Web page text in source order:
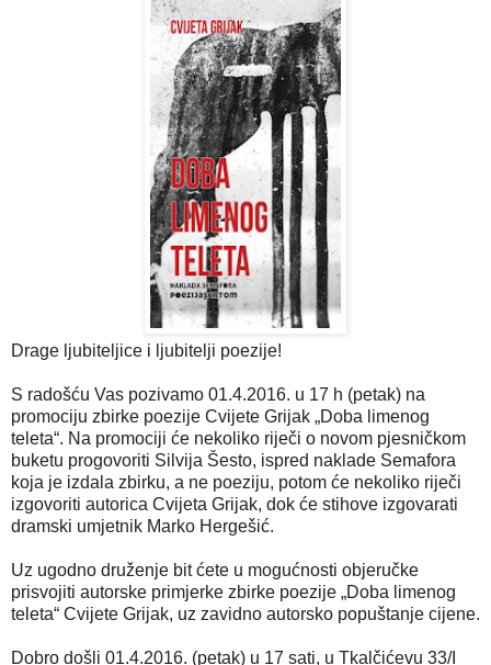
Drage ljubiteljice i ljubitelji poezije!
S radošću Vas pozivamo 01.4.2016. u 17 h (petak) na
promociju zbirke poezije Cvijete Grijak „Doba limenog
teleta“. Na promociji će nekoliko riječi o novom pjesničkom
buketu progovoriti Silvija Šesto, ispred naklade Semafora
koja je izdala zbirku, a ne poeziju, potom će nekoliko riječi
izgovoriti autorica Cvijeta Grijak, dok će stihove izgovarati
dramski umjetnik Marko Hergešić.
Uz ugodno druženje bit ćete u mogućnosti objeručke
prisvojiti autorske primjerke zbirke poezije „Doba limenog
teleta“ Cvijete Grijak, uz zavidno autorsko popuštanje cijene.
Dobro došli 01.4.2016. (petak) u 17 sati, u Tkalčićevu 33/I